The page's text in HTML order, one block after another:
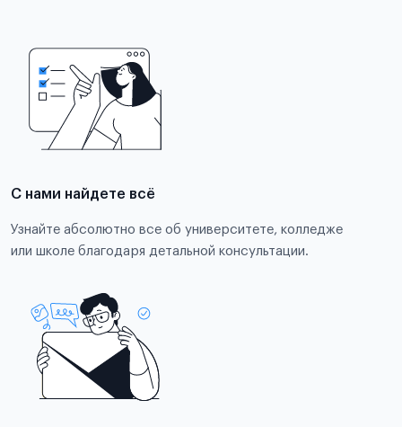
С нами найдете всё
Узнайте абсолютно все об университете, колледже
или школе благодаря детальной консультации.